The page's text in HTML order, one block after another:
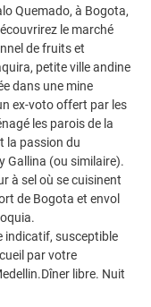
Quemado, à Bogota,
le marché
de fruits et
petite ville andine
dans une mine
ex-voto offert par les
les parois de la
la passion du
Gallina (ou similaire).
à sel où se cuisinent
de Bogota et envol
indicatif, susceptible
par votre
libre. Nuit